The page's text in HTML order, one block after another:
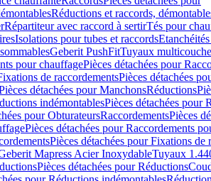
Réductions et raccords,
Répartiteur avec raccord à sertirTés pour
Isolations pour tubes et raccords
Geberit PushFitTuyaux
pour chauffagePièces détachées pour
de raccordementsPièces détachées
détachées pour ManchonsRéductions
indémontablesPièces détachées pour
pour ObturateursRaccordementsPièces
Pièces détachées pour Raccordements
Pièces détachées pour Fixations de
Mapress Acier InoxydableTuyaux
Pièces détachées pour Réductions